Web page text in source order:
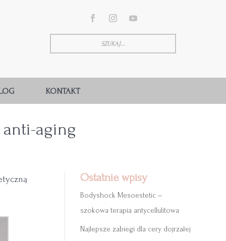
KONTAKT
aging
Ostatnie wpisy
Bodyshock Mesoestetic –
szokowa terapia antycellulitowa
Najlepsze zabiegi dla cery dojrzałej